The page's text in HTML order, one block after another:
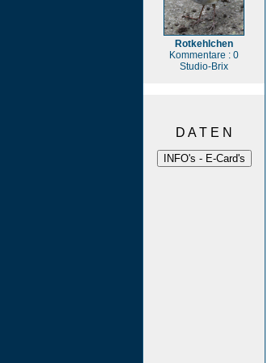
Rotkehlchen
Kommentare : 0
Studio-Brix
D A T E N